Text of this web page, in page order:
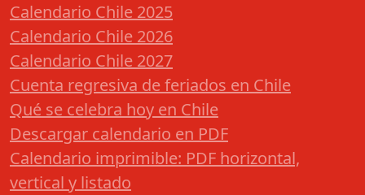
Calendario Chile 2025
Calendario Chile 2026
Calendario Chile 2027
Cuenta regresiva de feriados en Chile
Qué se celebra hoy en Chile
Descargar calendario en PDF
Calendario imprimible: PDF horizontal,
vertical y listado